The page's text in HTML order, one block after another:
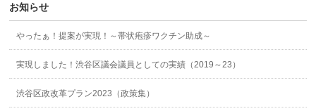
お知らせ
やったぁ！提案が実現！～帯状疱疹ワクチン助成～
実現しました！渋谷区議会議員としての実績（2019～23）
渋谷区政改革プラン2023（政策集）